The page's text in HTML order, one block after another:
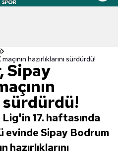
hazırlıklarını sürdürdü!
Sipay
sürdürdü!
17. haftasında
evinde Sipay Bodrum
hazırlıklarını